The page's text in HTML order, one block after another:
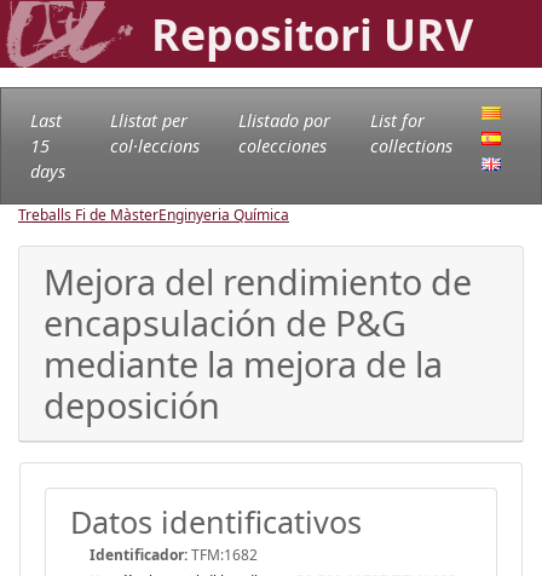
Repositori URV
Last
15
days
Llistat per
col·leccions
Llistado por
colecciones
List for
collections
Treballs Fi de MàsterEnginyeria Química
Mejora del rendimiento de
encapsulación de P&G
mediante la mejora de la
deposición
Datos identificativos
Identificador:TFM:1682